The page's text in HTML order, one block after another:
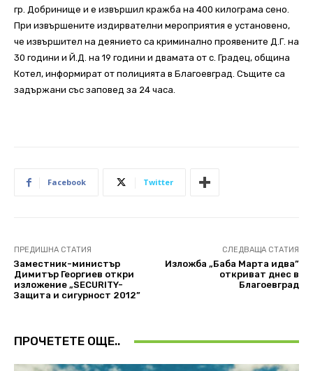
гр. Добринище и е извършил кражба на 400 килограма сено.
При извършените издирвателни мероприятия е установено,
че извършител на деянието са криминално проявените Д.Г. на
30 години и Й.Д. на 19 години и двамата от с. Градец, община
Котел, информират от полицията в Благоевград. Същите са
задържани със заповед за 24 часа.
Facebook Twitter
ПРЕДИШНА СТАТИЯ
Замeстник-министър
Димитър Георгиев откри
изложение „SEСURITY-
Защита и сигурност 2012”
СЛЕДВАЩА СТАТИЯ
Изложба „Баба Марта идва”
откриват днес в
Благоевград
ПРОЧЕТЕТЕ ОЩЕ..